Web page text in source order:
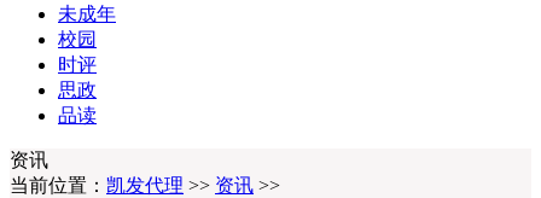
未成年
校园
时评
思政
品读
资讯
当前位置： 凯发代理 >> 资讯 >>